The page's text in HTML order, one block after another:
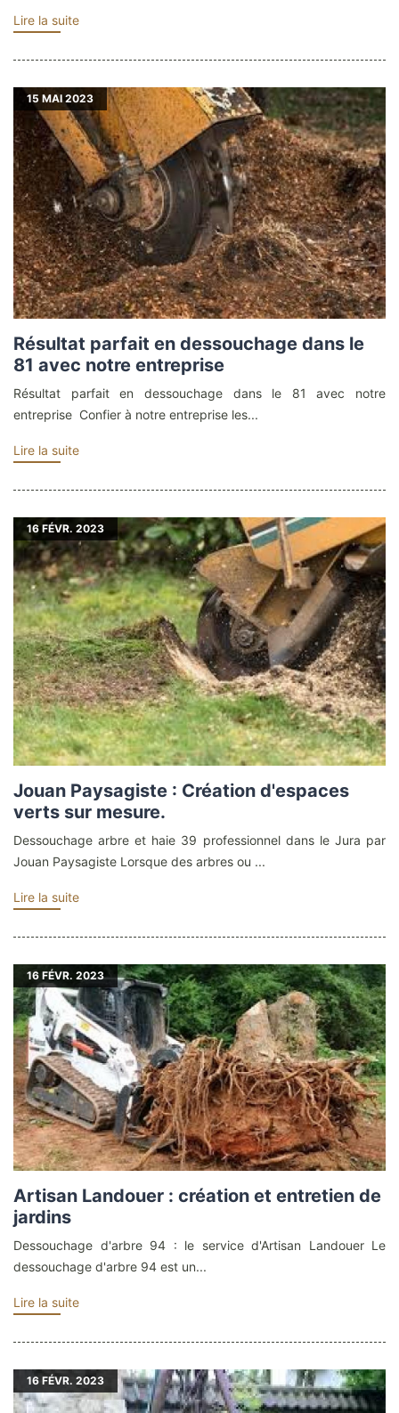
Lire la suite
15 MAI 2023
Résultat parfait en dessouchage dans le
81 avec notre entreprise
Résultat parfait en dessouchage dans le 81 avec notre
entreprise Confier à notre entreprise les...
Lire la suite
16FÉVR. 2023
Jouan Paysagiste : Création d'espaces
verts sur mesure.
Dessouchage arbre et haie 39 professionnel dans le Jura par
Jouan Paysagiste Lorsque des arbres ou ...
Lire la suite
16 FÉVR. 2023
Artisan Landouer : création et entretien de
jardins
Dessouchage d'arbre 94 : le service d'Artisan Landouer Le
dessouchage d'arbre 94 est un...
Lire la suite
16 FÉVR. 2023